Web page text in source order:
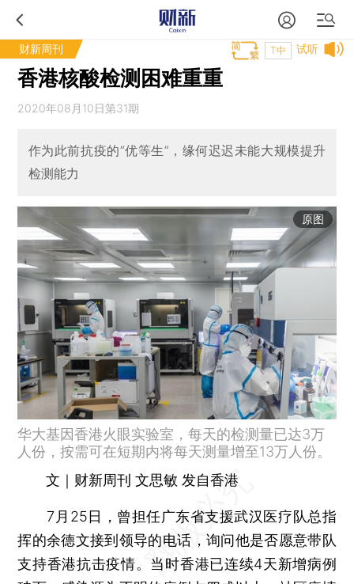
财新周刊 试听
T中
香港核酸检测困难重重
2020年08月10日第31期
作为此前抗疫的“优等生”，缘何迟迟未能大规模提升
检测能力
原图
华大基因香港火眼实验室，每天的检测量已达3万
人份，按需可在短期内将每天测量增至13万人份。
文｜财新周刊 文思敏 发自香港
7月25日，曾担任广东省支援武汉医疗队总指
挥的余德文接到领导的电话，询问他是否愿意带队
支持香港抗击疫情。当时香港已连续4天新增病例